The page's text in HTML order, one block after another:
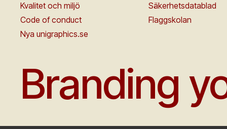
Kvalitet och miljö
Code of conduct
Nya unigraphics.se
Säkerhetsdatablad
Flaggskolan
Branding